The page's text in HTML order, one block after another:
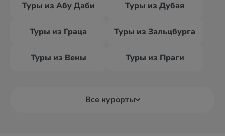
Туры из Абу Даби Туры из Дубая
Туры из Граца Туры из Зальцбурга
Туры из Вены Туры из Праги
Все курорты